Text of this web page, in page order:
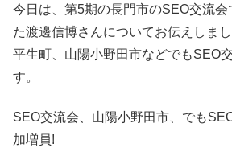
今日は、第5期の長門市のSEO交流
た渡邊信博さんについてお伝えしま
平生町、山陽小野田市などでもSEO
す。
SEO交流会、山陽小野田市、でも
加増員!